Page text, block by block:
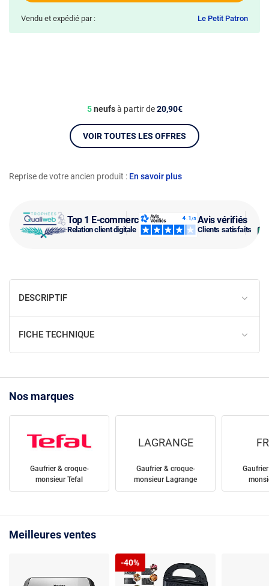
Top 1 E-commerce
Relation client digitale
Avis vérifiés
Clients satisfaits
Reprise de votre ancien produit : En savoir plus
Vendu et expédié par : Le Petit Patron
5neufsà partir de20,90€
VOIR TOUTES LES OFFRES
DESCRIPTIF
FICHE TECHNIQUE
Nos marques
Gaufrier & croque-
monsieur Tefal
LAGRANGE
Gaufrier & croque-
monsieur Lagrange
Meilleures ventes
-40%